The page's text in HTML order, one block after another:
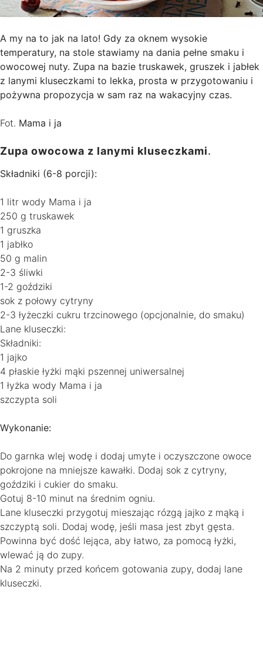
A my na to jak na lato! Gdy za oknem wysokie
temperatury, na stole stawiamy na dania pełne smaku i
owocowej nuty. Zupa na bazie truskawek, gruszek i jabłek
z lanymi kluseczkami to lekka, prosta w przygotowaniu i
pożywna propozycja w sam raz na wakacyjny czas.
Fot. Mama i ja
Zupa owocowa z lanymi kluseczkami.
Składniki (6-8 porcji):
1 litr wody Mama i ja
250 g truskawek
1 gruszka
1 jabłko
50 g malin
2-3 śliwki
1-2 goździki
sok z połowy cytryny
2-3 łyżeczki cukru trzcinowego (opcjonalnie, do smaku)
Lane kluseczki:
Składniki:
1 jajko
4 płaskie łyżki mąki pszennej uniwersalnej
1 łyżka wody Mama i ja
szczypta soli
Wykonanie:
Do garnka wlej wodę i dodaj umyte i oczyszczone owoce
pokrojone na mniejsze kawałki. Dodaj sok z cytryny,
goździki i cukier do smaku.
Gotuj 8-10 minut na średnim ogniu.
Lane kluseczki przygotuj mieszając rózgą jajko z mąką i
szczyptą soli. Dodaj wodę, jeśli masa jest zbyt gęsta.
Powinna być dość lejąca, aby łatwo, za pomocą łyżki,
wlewać ją do zupy.
Na 2 minuty przed końcem gotowania zupy, dodaj lane
kluseczki.